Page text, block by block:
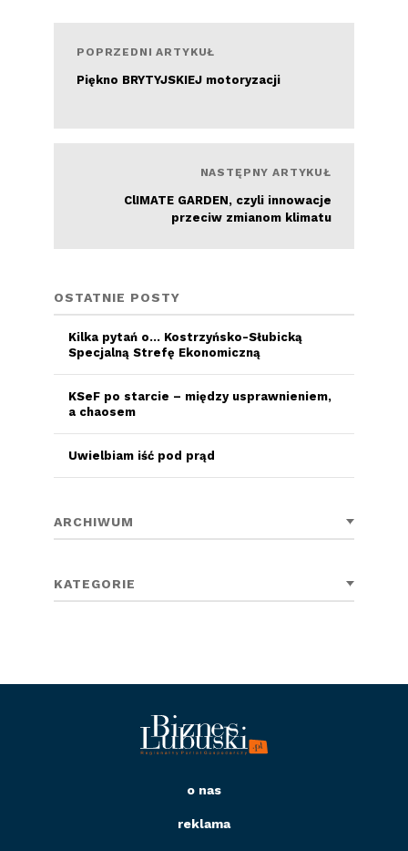
POPRZEDNI ARTYKUŁ
Piękno BRYTYJSKIEJ motoryzacji
NASTĘPNY ARTYKUŁ
ClIMATE GARDEN, czyli innowacje
przeciw zmianom klimatu
OSTATNIE POSTY
Kilka pytań o… Kostrzyńsko-Słubicką
Specjalną Strefę Ekonomiczną
KSeF po starcie – między usprawnieniem,
a chaosem
Uwielbiam iść pod prąd
ARCHIWUM
KATEGORIE
o nas
reklama